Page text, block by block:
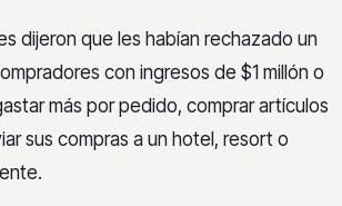
dijeron que les habían rechazado un
con ingresos de $1 millón o
más por pedido, comprar artículos
sus compras a un hotel, resort o